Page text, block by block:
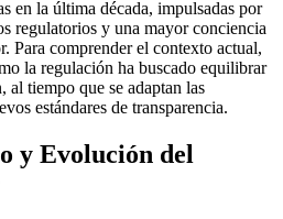
en la última década, impulsadas por
regulatorios y una mayor conciencia
Para comprender el contexto actual,
la regulación ha buscado equilibrar
tiempo que se adaptan las
estándares de transparencia.
y Evolución del